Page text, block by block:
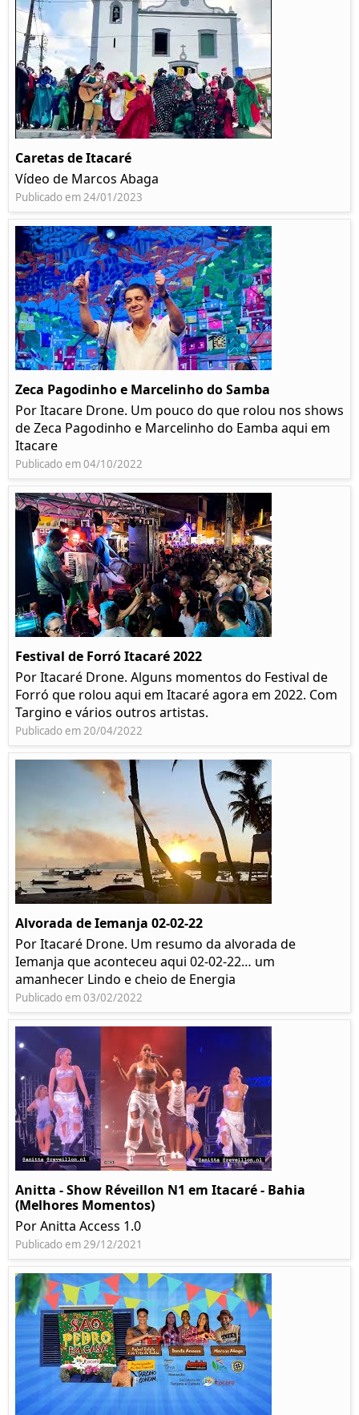
Caretas de Itacaré
Vídeo de Marcos Abaga
Publicado em 24/01/2023
Zeca Pagodinho e Marcelinho do Samba
Por Itacare Drone. Um pouco do que rolou nos shows
de Zeca Pagodinho e Marcelinho do Eamba aqui em
Itacare
Publicado em 04/10/2022
Festival de Forró Itacaré 2022
Por Itacaré Drone. Alguns momentos do Festival de
Forró que rolou aqui em Itacaré agora em 2022. Com
Targino e vários outros artistas.
Publicado em 20/04/2022
Alvorada de Iemanja 02-02-22
Por Itacaré Drone. Um resumo da alvorada de
Iemanja que aconteceu aqui 02-02-22… um
amanhecer Lindo e cheio de Energia
Publicado em 03/02/2022
Anitta - Show Réveillon N1 em Itacaré - Bahia
(Melhores Momentos)
Por Anitta Access 1.0
Publicado em 29/12/2021